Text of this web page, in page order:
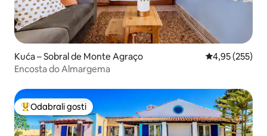
Kuća – Sobral de Monte Agraço Prosječna
4,95 (255)
Encosta do Almargema
Među najviše rangiranima s oznakom „Odabrali gosti”
Odabrali gosti